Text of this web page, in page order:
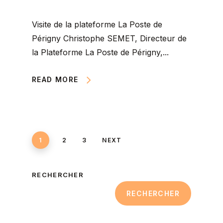
Visite de la plateforme La Poste de
Périgny Christophe SEMET, Directeur de
la Plateforme La Poste de Périgny,...
READ MORE
1 2 3 NEXT
RECHERCHER
RECHERCHER